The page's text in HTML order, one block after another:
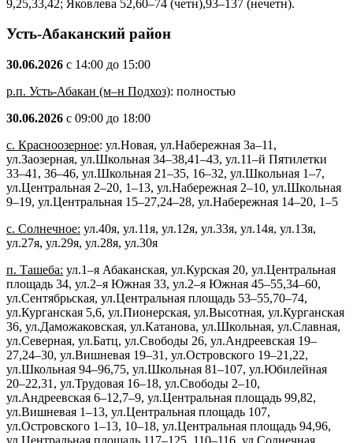
9,25,33,42; Яковлева 52,60–74 (четн),93–137 (нечетн).
Усть-Абаканский район
30.06.2026 с 14:00 до 15:00
р.п. Усть-Абакан (м–н Подхоз): полностью
30.06.2026 с 09:00 до 18:00
с. Красноозерное: ул.Новая, ул.Набережная 3а–11,
ул.Заозерная, ул.Школьная 34–38,41–43, ул.11–й Пятилетки
33–41, 36–46, ул.Школьная 21–35, 16–32, ул.Школьная 1–7,
ул.Центральная 2–20, 1–13, ул.Набережная 2–10, ул.Школьная
9–19, ул.Центральная 15–27,24–28, ул.Набережная 14–20, 1–5
с. Солнечное: ул.40я, ул.11я, ул.12я, ул.33я, ул.14я, ул.13я,
ул.27я, ул.29я, ул.28я, ул.30я
п. Ташеба: ул.1–я Абаканская, ул.Курская 20, ул.Центральная
площадь 34, ул.2–я Южная 33, ул.2–я Южная 45–55,34–60,
ул.Сентябрьская, ул.Центральная площадь 53–55,70–74,
ул.Курганская 5,6, ул.Пионерская, ул.Высотная, ул.Курганская
36, ул.Даможаковская, ул.Катанова, ул.Школьная, ул.Славная,
ул.Северная, ул.Батц, ул.Свободы 26, ул.Андреевская 19–
27,24–30, ул.Вишневая 19–31, ул.Островского 19–21,22,
ул.Школьная 94–96,75, ул.Школьная 81–107, ул.Юбилейная
20–22,31, ул.Трудовая 16–18, ул.Свободы 2–10,
ул.Андреевская 6–12,7–9, ул.Центральная площадь 99,82,
ул.Вишневая 1–13, ул.Центральная площадь 107,
ул.Островского 1–13, 10–18, ул.Центральная площадь 94,96,
ул.Центральная площадь 117–125, 110–116, ул.Солнечная